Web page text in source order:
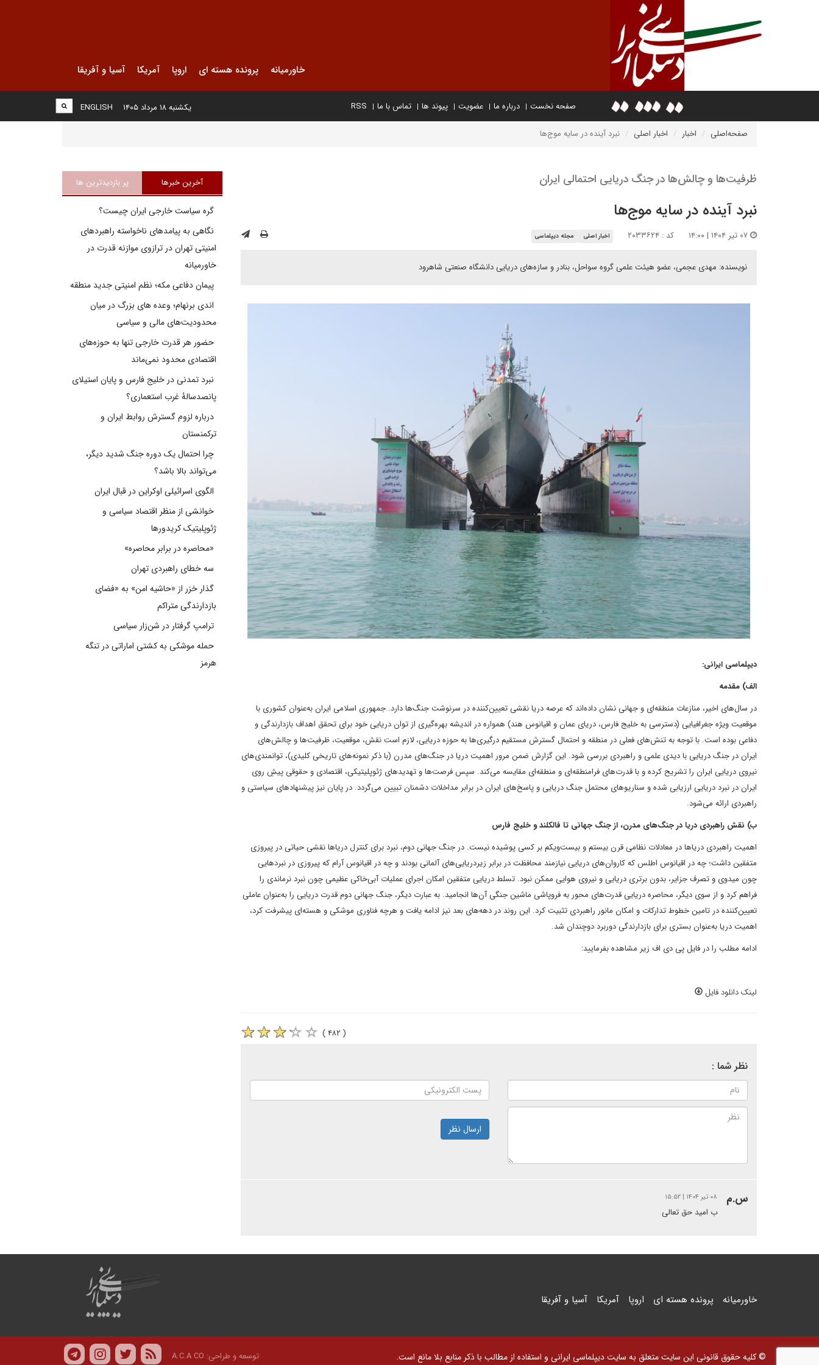
خاورمیانه پرونده هسته ای اروپا آمریکا آسیا و آفریقا
صفحه نخست درباره ما عضویت پیوند ها تماس با ما RSS
ENGLISH یکشنبه ۱۸ مرداد ۱۴۰۵
صفحه‌اصلی اخبار اخبار اصلی نبرد آینده در سایه موج‌ها
ظرفیت‌ها و چالش‌ها در جنگ دریایی احتمالی ایران
نبرد آینده در سایه موج‌ها
کد : ۲۰۳۳۶۲۴ اخبار اصلی مجله دیپلماسی
نویسنده: مهدی عجمی، عضو هیئت علمی گروه سواحل، بنادر و سازه‌های دریایی دانشگاه صنعتی شاهرود
دیپلماسی ایرانی:
الف) مقدمه
در سال‌های اخیر، منازعات منطقه‌ای و جهانی نشان داده‌اند که عرصه دریا نقشی تعیین‌کننده در سرنوشت جنگ‌ها دارد. جمهوری اسلامی ایران به‌عنوان کشوری با
موقعیت ویژه جغرافیایی (دسترسی به خلیج فارس، دریای عمان و اقیانوس هند) همواره در اندیشه بهره‌گیری از توان دریایی خود برای تحقق اهداف بازدارندگی و
دفاعی بوده است. با توجه به تنش‌های فعلی در منطقه و احتمال گسترش مستقیم درگیری‌ها به حوزه دریایی، لازم است نقش، موقعیت، ظرفیت‌ها و چالش‌های
ایران در جنگ دریایی با دیدی علمی و راهبردی بررسی شود. این گزارش ضمن مرور اهمیت دریا در جنگ‌های مدرن (با ذکر نمونه‌های تاریخی کلیدی)، توانمندی‌های
نیروی دریایی ایران را تشریح کرده و با قدرت‌های فرامنطقه‌ای و منطقه‌ای مقایسه می‌کند. سپس فرصت‌ها و تهدیدهای ژئوپلیتیکی، اقتصادی و حقوقی پیشِ‌ روی
ایران در نبرد دریایی ارزیابی شده و سناریوهای محتمل جنگ دریایی و پاسخ‌های ایران در برابر مداخلات دشمنان تبیین می‌گردد. در پایان نیز پیشنهادهای سیاستی و
راهبردی ارائه می‌شود.
ب) نقش راهبردی دریا در جنگ‌های مدرن، از جنگ جهانی تا فالکلند و خلیج فارس
اهمیت راهبردی دریاها در معادلات نظامی قرن بیستم و بیست‌ویکم بر کسی پوشیده نیست. در جنگ جهانی دوم، نبرد برای کنترل دریاها نقشی حیاتی در پیروزی
متفقین داشت؛ چه در اقیانوس اطلس که کاروان‌های دریایی نیازمند محافظت در برابر زیردریایی‌های آلمانی بودند و چه در اقیانوس آرام که پیروزی در نبردهایی
چون میدوی و تصرف جزایر، بدون برتری دریایی و نیروی هوایی ممکن نبود. تسلط دریایی متفقین امکان اجرای عملیات آبی‌خاکی عظیمی چون نبرد نرماندی را
فراهم کرد و از سوی دیگر، محاصره دریایی قدرت‌های محور به فروپاشی ماشین جنگی آن‌ها انجامید. به عبارت دیگر، جنگ جهانی دوم قدرت دریایی را به‌عنوان عاملی
تعیین‌کننده در تامین خطوط تدارکات و امکان مانور راهبردی تثبیت کرد. این روند در دهه‌های بعد نیز ادامه یافت و هرچه فناوری موشکی و هسته‌ای پیشرفت کرد،
اهمیت دریا به‌عنوان بستری برای بازدارندگی دوربرد دوچندان شد.
ادامه مطلب را در فایل پی دی اف زیر مشاهده بفرمایید:
لینک دانلود فایل
( ۴۸۲ )
نظر شما :
ارسال نظر
س.م ۰۸ تیر ۱۴۰۴ | ۱۵:۵۲
ب امید حق تعالی
آخرین خبرها پر بازدیدترین ها
گره سیاست خارجی ایران چیست؟
نگاهی به پیامدهای ناخواسته راهبردهای
امنیتی تهران در ترازوی موازنه قدرت در
خاورمیانه
پیمان دفاعی مکه؛ نظم امنیتی جدید منطقه
اندی برنهام؛ وعده های بزرگ در میان
محدودیت‌های مالی و سیاسی
حضور هر قدرت خارجی تنها به حوزه‌های
اقتصادی محدود نمی‌ماند
نبرد تمدنی در خلیج فارس و پایان استیلای
پانصدسالۀ غرب استعماری؟
درباره لزوم گسترش روابط ایران و
ترکمنستان
چرا احتمال یک دوره جنگ شدید دیگر،
می‌تواند بالا باشد؟
الگوی اسرائیلی اوکراین در قبال ایران
خوانشی از منظر اقتصاد سیاسی و
ژئوپلیتیک کریدورها
«محاصره در برابر محاصره»
سه خطای راهبردی تهران
گذار خزر از «حاشیه امن» به «فضای
بازدارندگی متراکم
ترامپ گرفتار در شن‌زار سیاسی
حمله موشکی به کشتی اماراتی در تنگه
هرمز
خاورمیانه پرونده هسته ای اروپا آمریکا آسیا و آفریقا
© کلیه حقوق قانونی این سایت متعلق به سایت دیپلماسی ایرانی و استفاده از مطالب با ذکر منابع بلا مانع است. توسعه و طراحی: A.C.A CO